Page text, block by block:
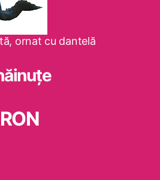
ornat cu dantelă